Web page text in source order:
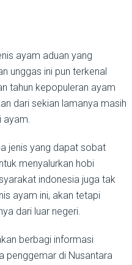
ayam aduan yang
unggas ini pun terkenal
tahun kepopuleran ayam
dari sekian lamanya masih
ayam.
jenis yang dapat sobat
menyalurkan hobi
indonesia juga tak
ayam ini, akan tetapi
dari luar negeri.
berbagi informasi
penggemar di Nusantara